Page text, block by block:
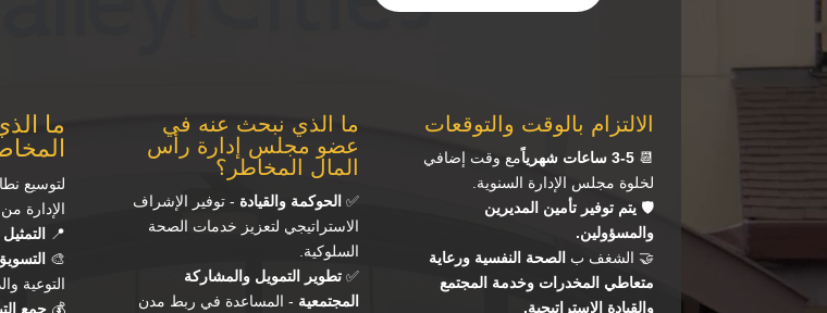
ما
لتوسيع
الإدارة
📍
🎨
التوعية
💰 جمع
ما الذي نبحث عنه في
عضو مجلس إدارة رأس
المال المخاطر؟
✅ الحوكمة والقيادة - توفير الإشراف
الاستراتيجي لتعزيز خدمات الصحة
السلوكية.
✅ تطوير التمويل والمشاركة
المجتمعية - المساعدة في ربط مدن
الالتزام بالوقت والتوقعات
📆3-5 ساعات شهرياً
مع وقت إضافي
لخلوة مجلس الإدارة السنوية.
🛡️يتم توفير تأمين المديرين
والمسؤولين.
🤝 الشغف ب الصحة النفسية ورعاية
متعاطي المخدرات وخدمة المجتمع
والقيادة الاستراتيجية.